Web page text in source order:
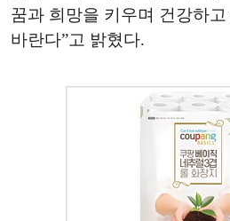
꿈과 희망을 키우며 건강하
바란다”고 밝혔다.